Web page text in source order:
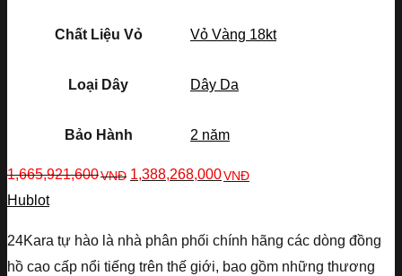
Chất Liệu Vỏ Vỏ Vàng 18kt
Loại Dây Dây Da
Bảo Hành 2 năm
1,665,921,600VNĐ 1,388,268,000VNĐ
Hublot
24Kara tự hào là nhà phân phối chính hãng các dòng đồng
hồ cao cấp nổi tiếng trên thế giới, bao gồm những thương